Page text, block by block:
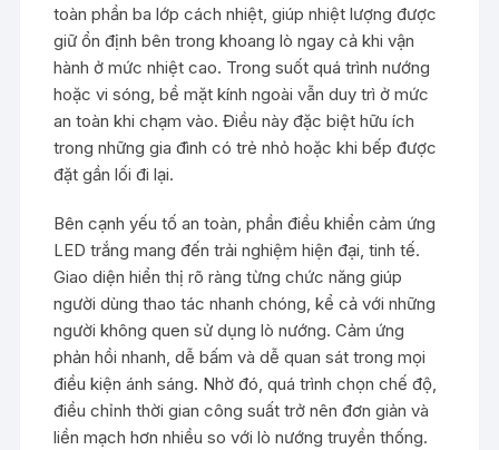
toàn phần ba lớp cách nhiệt, giúp nhiệt lượng được
giữ ổn định bên trong khoang lò ngay cả khi vận
hành ở mức nhiệt cao. Trong suốt quá trình nướng
hoặc vi sóng, bề mặt kính ngoài vẫn duy trì ở mức
an toàn khi chạm vào. Điều này đặc biệt hữu ích
trong những gia đình có trẻ nhỏ hoặc khi bếp được
đặt gần lối đi lại.
Bên cạnh yếu tố an toàn, phần điều khiển cảm ứng
LED trắng mang đến trải nghiệm hiện đại, tinh tế.
Giao diện hiển thị rõ ràng từng chức năng giúp
người dùng thao tác nhanh chóng, kể cả với những
người không quen sử dụng lò nướng. Cảm ứng
phản hồi nhanh, dễ bấm và dễ quan sát trong mọi
điều kiện ánh sáng. Nhờ đó, quá trình chọn chế độ,
điều chỉnh thời gian công suất trở nên đơn giản và
liền mạch hơn nhiều so với lò nướng truyền thống.